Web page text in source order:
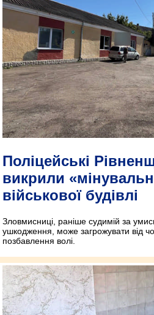
Поліцейські
викрили
військової будівлі
Зловмисниці, раніше судимій за
ушкодження, може загрожувати від
позбавлення волі.